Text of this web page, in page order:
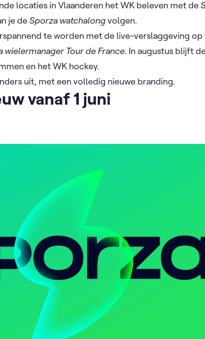
locaties in Vlaanderen het WK beleven met de
je deSporza watchalongvolgen.
te worden met de live-verslaggeving op
wielermanager Tour de France. In augustus blijft
en het WK hockey.
uit, met een volledig nieuwe branding.
vanaf 1 juni